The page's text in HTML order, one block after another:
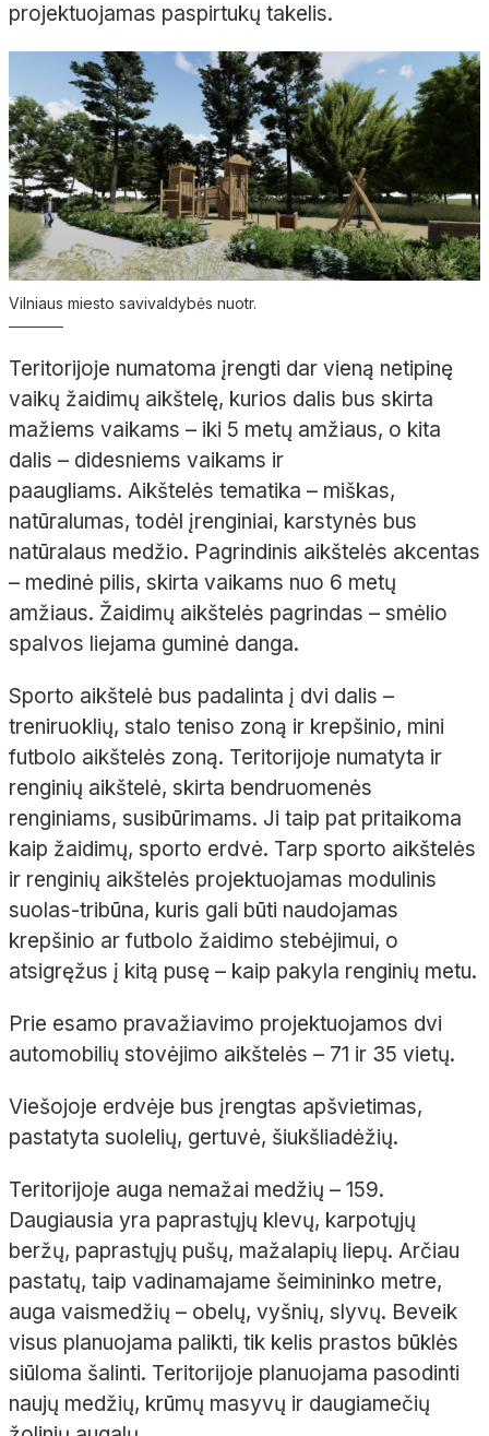
projektuojamas paspirtukų takelis.
Vilniaus miesto savivaldybės nuotr.
Teritorijoje numatoma įrengti dar vieną netipinę
vaikų žaidimų aikštelę, kurios dalis bus skirta
mažiems vaikams – iki 5 metų amžiaus, o kita
dalis – didesniems vaikams ir
paaugliams. Aikštelės tematika – miškas,
natūralumas, todėl įrenginiai, karstynės bus
natūralaus medžio. Pagrindinis aikštelės akcentas
– medinė pilis, skirta vaikams nuo 6 metų
amžiaus. Žaidimų aikštelės pagrindas – smėlio
spalvos liejama guminė danga.
Sporto aikštelė bus padalinta į dvi dalis –
treniruoklių, stalo teniso zoną ir krepšinio, mini
futbolo aikštelės zoną. Teritorijoje numatyta ir
renginių aikštelė, skirta bendruomenės
renginiams, susibūrimams. Ji taip pat pritaikoma
kaip žaidimų, sporto erdvė. Tarp sporto aikštelės
ir renginių aikštelės projektuojamas modulinis
suolas-tribūna, kuris gali būti naudojamas
krepšinio ar futbolo žaidimo stebėjimui, o
atsigręžus į kitą pusę – kaip pakyla renginių metu.
Prie esamo pravažiavimo projektuojamos dvi
automobilių stovėjimo aikštelės – 71 ir 35 vietų.
Viešojoje erdvėje bus įrengtas apšvietimas,
pastatyta suolelių, gertuvė, šiukšliadėžių.
Teritorijoje auga nemažai medžių – 159.
Daugiausia yra paprastųjų klevų, karpotųjų
beržų, paprastųjų pušų, mažalapių liepų. Arčiau
pastatų, taip vadinamajame šeimininko metre,
auga vaismedžių – obelų, vyšnių, slyvų. Beveik
visus planuojama palikti, tik kelis prastos būklės
siūloma šalinti. Teritorijoje planuojama pasodinti
naujų medžių, krūmų masyvų ir daugiamečių